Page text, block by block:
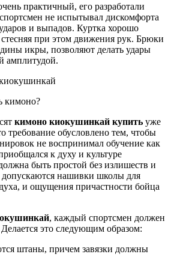
практичный, его разработали
не испытывал дискомфорта
и выпадов. Куртка хорошо
при этом движения рук. Брюки
икры, позволяют делать удары
амплитудой.
кимоно?
кимоно киокушинкай купить уже
требование обусловлено тем, чтобы
не воспринимал обучение как
к духу и культуре
быть простой без излишеств и
нашивки школы для
и ощущения причастности бойца
, каждый спортсмен должен
Делается это следующим образом:
штаны, причем завязки должны